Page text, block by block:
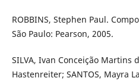
ROBBINS, Stephen Paul.
São Paulo: Pearson, 2005.
SILVA, Ivan Conceição Martins
Hastenreiter; SANTOS, Mayra